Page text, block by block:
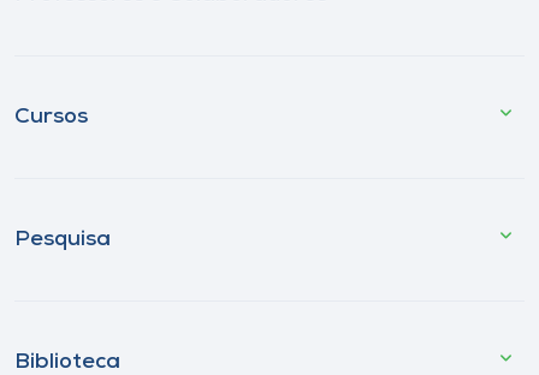
Cursos
Pesquisa
Biblioteca